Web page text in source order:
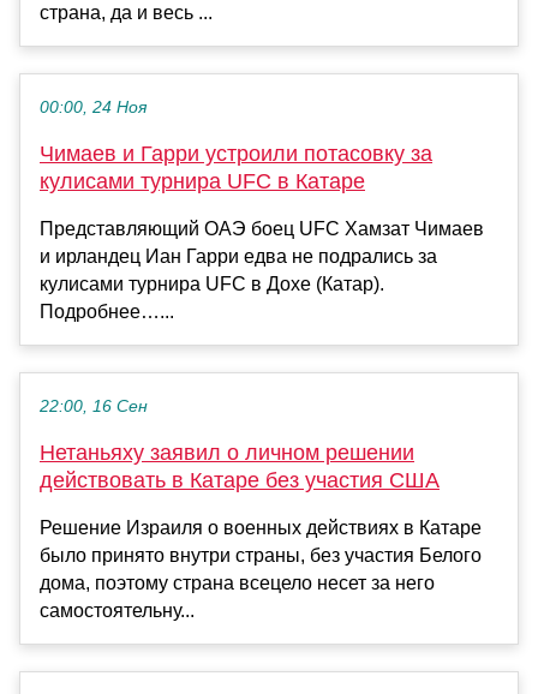
страна, да и весь ...
00:00, 24 Ноя
Чимаев и Гарри устроили потасовку за
кулисами турнира UFC в Катаре
Представляющий ОАЭ боец UFC Хамзат Чимаев
и ирландец Иан Гарри едва не подрались за
кулисами турнира UFC в Дохе (Катар).
Подробнее…...
22:00, 16 Сен
Нетаньяху заявил о личном решении
действовать в Катаре без участия США
Решение Израиля о военных действиях в Катаре
было принято внутри страны, без участия Белого
дома, поэтому страна всецело несет за него
самостоятельну...